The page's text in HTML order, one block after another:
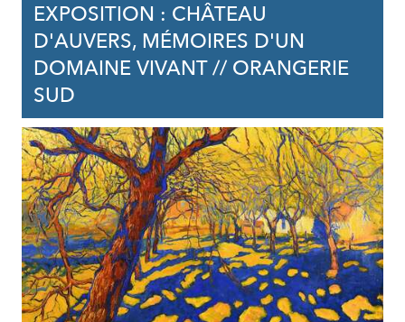
EXPOSITION : CHÂTEAU
D'AUVERS, MÉMOIRES D'UN
DOMAINE VIVANT // ORANGERIE
SUD